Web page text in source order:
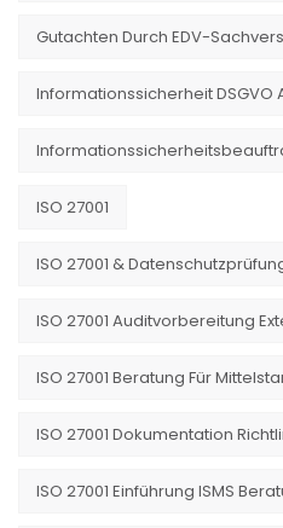
Gutachten Durch EDV-
Informationssicherheit
ISO 27001
ISO 27001 &
ISO 27001 Auditvorbereitung
ISO 27001 Beratung Für
ISO 27001 Dokumentation
ISO 27001 Einführung ISMS